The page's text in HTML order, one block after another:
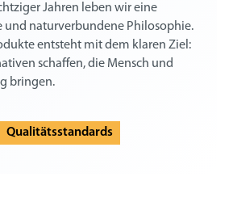
Jahren leben wir eine
und naturverbundene Philosophie.
entsteht mit dem klaren Ziel:
schaffen, die Mensch und
bringen.
Qualitätsstandards